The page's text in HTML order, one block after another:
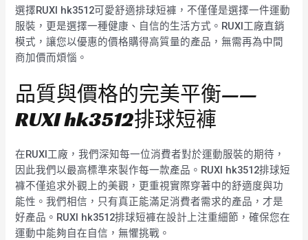
選擇RUXI hk3512可愛舒適排球短褲，不僅僅是選擇一件運動
服裝，更是選擇一種健康、自信的生活方式。RUXI工廠直銷
模式，讓您以優惠的價格購得高質量的產品，無需再為中間
商加價而煩惱。
品質與價格的完美平衡——
RUXI hk3512排球短褲
在RUXI工廠，我們深知每一位消費者對於運動服裝的期待，
因此我們以最高標準來製作每一款產品。RUXI hk3512排球短
褲不僅追求外觀上的美觀，更重視實際穿著中的舒適度與功
能性。我們相信，只有真正能滿足消費者需求的產品，才是
好產品。RUXI hk3512排球短褲在設計上注重細節，確保您在
運動中能夠自在自信，無懼挑戰。